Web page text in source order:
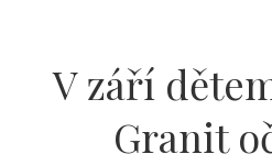
V září
Granit